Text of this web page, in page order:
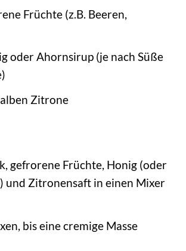
Früchte (z.B. Beeren,
oder Ahornsirup (je nach Süße
Zitrone
gefrorene Früchte, Honig (oder
und Zitronensaft in einen Mixer
bis eine cremige Masse